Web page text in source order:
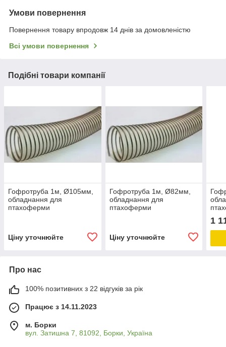
Умови повернення
Повернення товару впродовж 14 днів за домовленістю
Всі умови повернення
Подібні товари компанії
Гофротруба 1м, Ø105мм,
обладнання для
птахоферми
Ціну уточнюйте
Гофротруба 1м, Ø82мм,
обладнання для
птахоферми
Ціну уточнюйте
1
Про нас
100% позитивних з 22 відгуків за рік
Працює з 14.11.2023
м. Борки
вул. Затишна 7, 81092, Борки, Україна